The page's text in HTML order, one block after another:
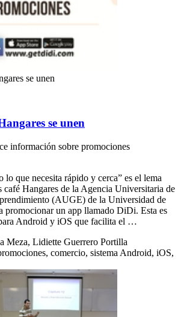
se unen
se unen
información sobre promociones
lo que necesita rápido y cerca” es el lema
café Hangares de la Agencia Universitaria de
(AUGE) de la Universidad de
promocionar un app llamado DiDi. Esta es
Android y iOS que facilita el …
Meza, Lidiette Guerrero Portilla
comercio, sistema Android, iOS,